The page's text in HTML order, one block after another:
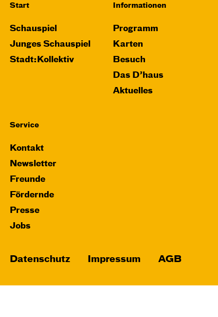
Start
Schauspiel
Junges Schauspiel
Stadt:Kollektiv
Informationen
Programm
Karten
Besuch
Das D’haus
Aktuelles
Service
Kontakt
Newsletter
Freunde
Fördernde
Presse
Jobs
Datenschutz Impressum AGB